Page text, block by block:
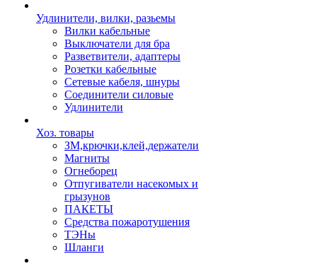
Удлинители, вилки, разьемы
Вилки кабельные
Выключатели для бра
Разветвители, адаптеры
Розетки кабельные
Сетевые кабеля, шнуры
Соединители силовые
Удлинители
Хоз. товары
ЗМ,крючки,клей,держатели
Магниты
Огнеборец
Отпугиватели насекомых и
грызунов
ПАКЕТЫ
Средства пожаротушения
ТЭНы
Шланги